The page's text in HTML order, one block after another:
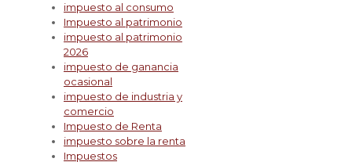
impuesto al consumo
Impuesto al patrimonio
impuesto al patrimonio
2026
impuesto de ganancia
ocasional
impuesto de industria y
comercio
Impuesto de Renta
impuesto sobre la renta
Impuestos